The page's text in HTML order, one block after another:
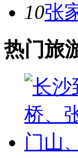
10张
热门旅